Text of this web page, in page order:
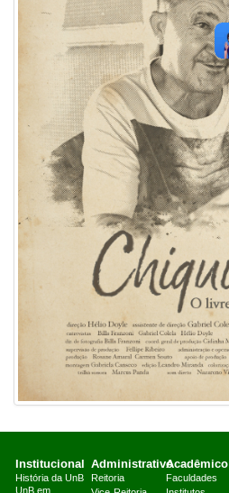
Institucional
História da UnB
Administrativo
Reitoria
Acadêmico
Faculdades